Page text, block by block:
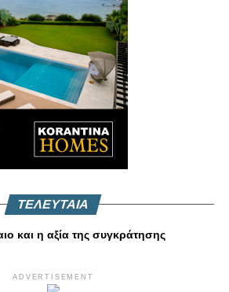
ΤΕΛΕΥΤΑΙΑ
και η αξία της συγκράτησης
ADVERTISEMENT